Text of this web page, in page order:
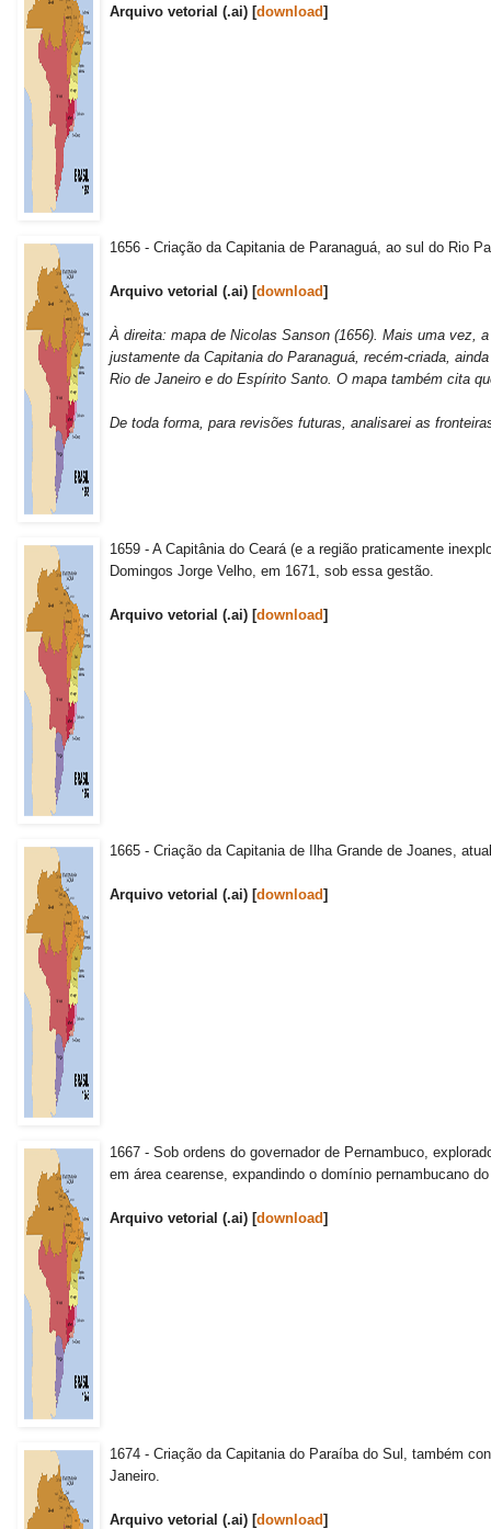
Arquivo vetorial (.ai) [download]
1656 - Criação da Capitania de Paranaguá, ao sul do Rio
Arquivo vetorial (.ai) [download]
À direita: mapa de Nicolas Sanson (1656). Mais uma vez,
justamente da Capitania do Paranaguá, recém-criada,
Rio de Janeiro e do Espírito Santo. O mapa também cita
De toda forma, para revisões futuras, analisarei as
1659 - A Capitânia do Ceará (e a região praticamente
Domingos Jorge Velho, em 1671, sob essa gestão.
Arquivo vetorial (.ai) [download]
1665 - Criação da Capitania de Ilha Grande de Joanes,
Arquivo vetorial (.ai) [download]
1667 - Sob ordens do governador de Pernambuco,
em área cearense, expandindo o domínio pernambucano
Arquivo vetorial (.ai) [download]
1674 - Criação da Capitania do Paraíba do Sul, também
Janeiro.
Arquivo vetorial (.ai) [download]